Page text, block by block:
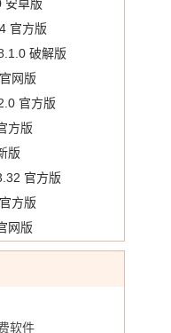
安卓版
官方版
破解版
网版
官方版
方版
版
官方版
方版
网版
软件